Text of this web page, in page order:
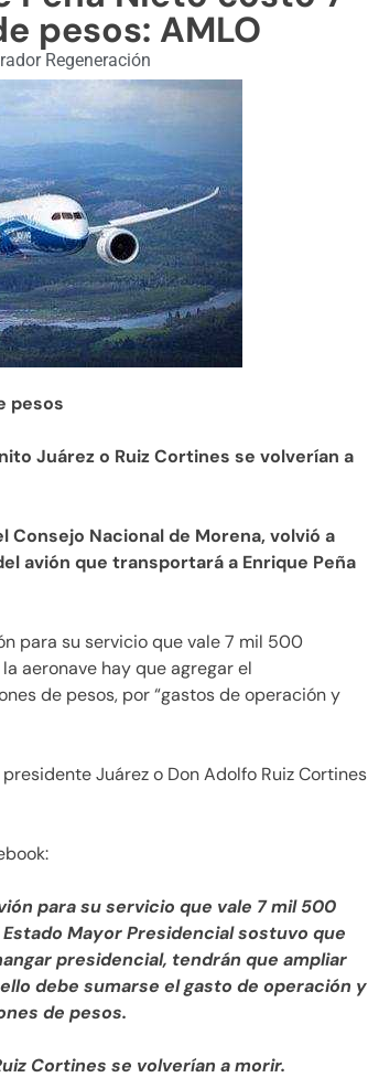
pesos: AMLO
Regeneración
pesos
Juárez o Ruiz Cortines se volverían a
Consejo Nacional de Morena, volvió a
avión que transportará a Enrique Peña
para su servicio que vale 7 mil 500
aeronave hay que agregar el
de pesos, por “gastos de operación y
Juárez o Don Adolfo Ruiz Cortines
para su servicio que vale 7 mil 500
Mayor Presidencial sostuvo que
presidencial, tendrán que ampliar
debe sumarse el gasto de operación y
de pesos.
Cortines se volverían a morir.